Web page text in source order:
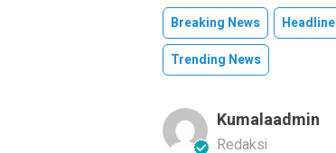
Breaking News Headline
Trending News
Kumalaadmin
Redaksi